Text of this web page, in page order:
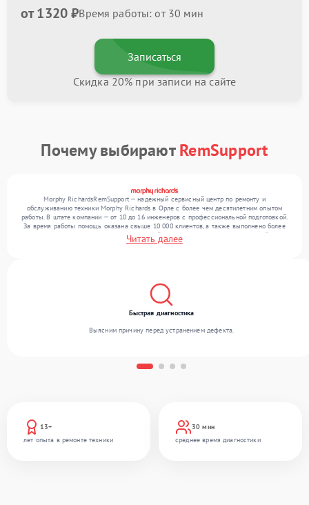
от 1320 ₽Время работы: от 30 мин
Записаться
Скидка 20% при записи на сайте
Почему выбираютRemSupport
Morphy RichardsRemSupport — надежный сервисный центр по ремонту и
обслуживанию техники Morphy Richards в Орле с более чем десятилетним опытом
работы. В штате компании — от 10 до 16 инженеров с профессиональной подготовкой.
За время работы помощь оказана свыше 10 000 клиентов, а также выполнено более
12 000 ремонтов. Ежемесячно в сервисный центр поступает более 300 устройств,
включая , , . Мы беремся за задачи любой сложности и предлагаем стабильный
Читать далее
13+
лет опыта в ремонте техники
30 мин
среднее время диагностики
Быстрая диагностика
Выясним причину перед устранением дефекта.